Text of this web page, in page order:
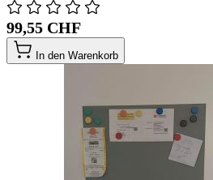
99,55 CHF
In den Warenkorb